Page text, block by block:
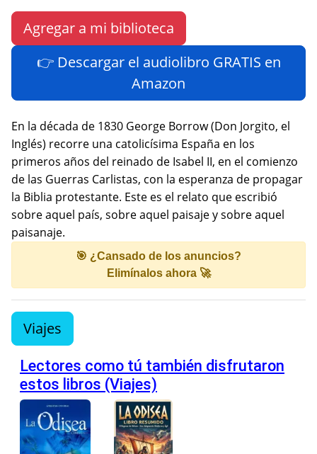
Agregar a mi biblioteca
👉 Descargar el audiolibro GRATIS en
Amazon
En la década de 1830 George Borrow (Don Jorgito, el
Inglés) recorre una catolicísima España en los
primeros años del reinado de Isabel II, en el comienzo
de las Guerras Carlistas, con la esperanza de propagar
la Biblia protestante. Este es el relato que escribió
sobre aquel país, sobre aquel paisaje y sobre aquel
paisanaje.
🎯 ¿Cansado de los anuncios?
Elimínalos ahora 🚀
Viajes
Lectores como tú también disfrutaron
estos libros (Viajes)